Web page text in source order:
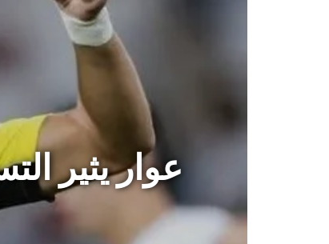
عوار يثير